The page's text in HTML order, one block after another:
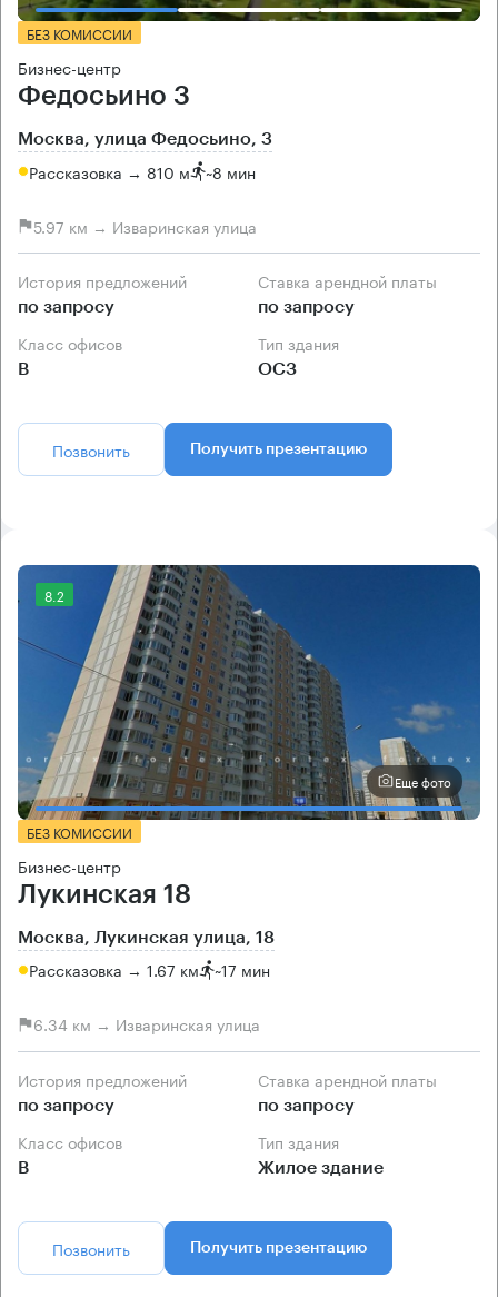
БЕЗ КОМИССИИ
Бизнес-центр
Федосьино 3
Москва, улица Федосьино, 3
Рассказовка → 810 м ~8 мин
5.97 км → Изваринская улица
История предложений
по запросу
Ставка арендной платы
по запросу
Класс офисов
B
Тип здания
ОСЗ
Позвонить Получить презентацию
8.2
Еще фото
БЕЗ КОМИССИИ
Бизнес-центр
Лукинская 18
Москва, Лукинская улица, 18
Рассказовка → 1.67 км ~17 мин
6.34 км → Изваринская улица
История предложений
по запросу
Ставка арендной платы
по запросу
Класс офисов
B
Тип здания
Жилое здание
Позвонить Получить презентацию